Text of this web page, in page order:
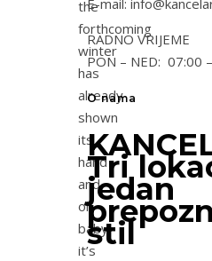
the
forthcoming
winter
has
already
shown
its
hand
and
oh
baby,
it’s
RADNO VRIJEME
PON – NED: 07:00
O nama
Tri
jedan
stil